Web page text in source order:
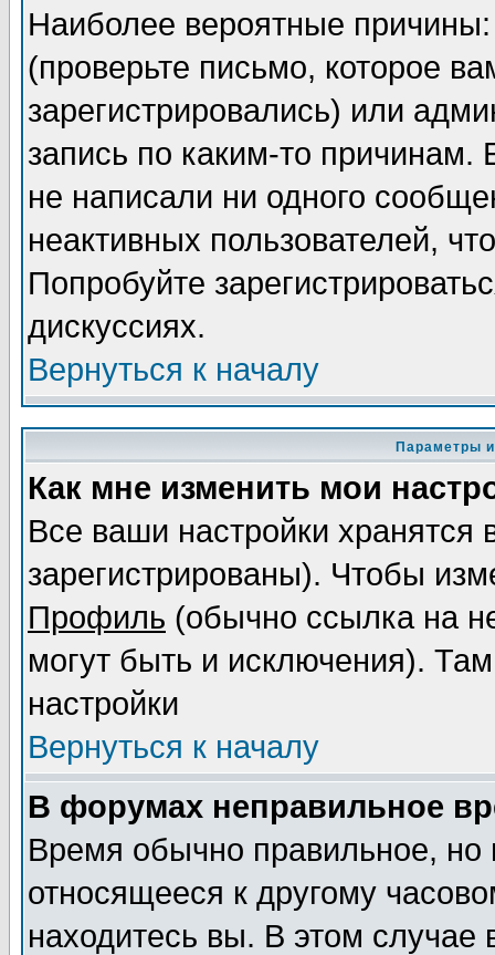
Наиболее вероятные
(проверьте письмо, которое
зарегистрировались) или
запись по каким-то
не написали ни одного
неактивных пользователей,
Попробуйте
дискуссиях.
Вернуться к началу
Параметры
Как мне изменить мои
Все ваши настройки
зарегистрированы). Чтобы
Профиль (обычно ссылка на
могут быть и исключения).
настройки
Вернуться к началу
В форумах неправильное
Время обычно правильное,
относящееся к другому
находитесь вы. В этом